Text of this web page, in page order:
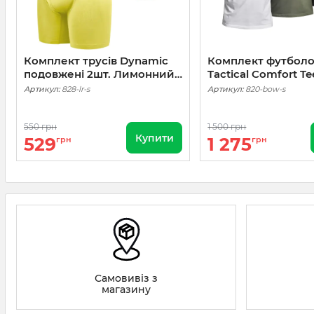
Комплект трусів Dynamic
подовжені 2шт. Лимонний,
Червоний
Артикул:828-lr-s
550 грн
529грн Купити
Комплект
Tactical Comfort
Чорний, Олива,
Артикул:820-bow-s
1 500 грн
1 275грн
Самовивіз з
магазину